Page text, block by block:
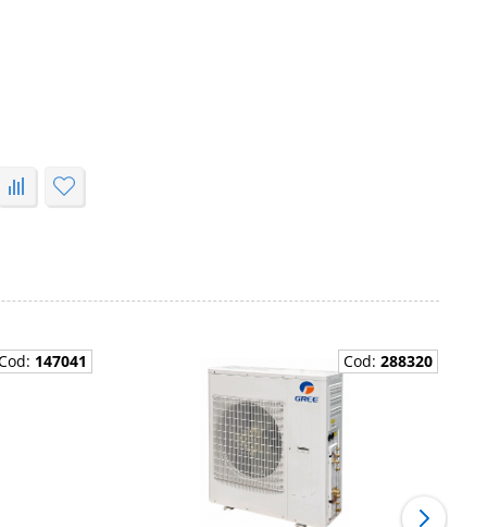
147041 Cod: 288320